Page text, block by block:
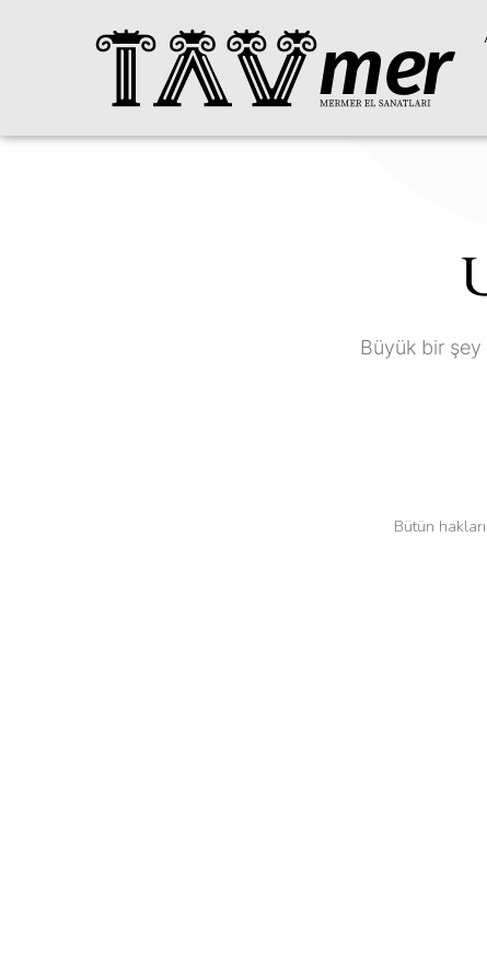
Büyük bir şey
Bütün